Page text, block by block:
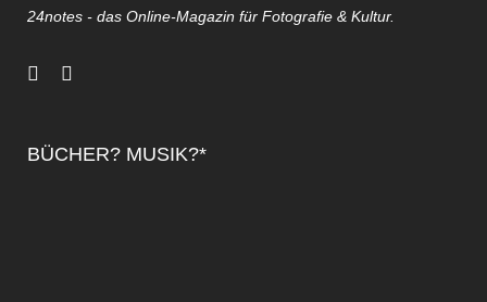
24notes - das Online-Magazin für Fotografie & Kultur.
BÜCHER? MUSIK?*